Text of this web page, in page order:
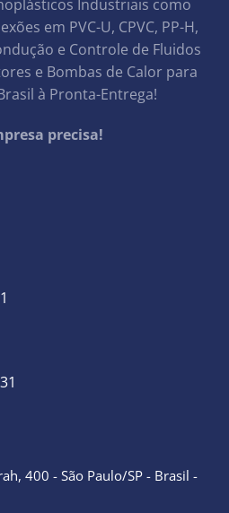
Industriais como
em PVC-U, CPVC, PP-H,
e Controle de Fluidos
e Bombas de Calor para
à Pronta-Entrega!
precisa!
400 - São Paulo/SP - Brasil -